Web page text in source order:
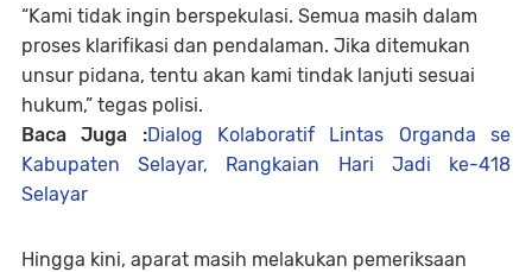
“Kami tidak ingin berspekulasi. Semua masih dalam
proses klarifikasi dan pendalaman. Jika ditemukan
unsur pidana, tentu akan kami tindak lanjuti sesuai
hukum,” tegas polisi.
Baca Juga :Dialog Kolaboratif Lintas Organda se
Kabupaten Selayar, Rangkaian Hari Jadi ke-418
Selayar
Hingga kini, aparat masih melakukan pemeriksaan